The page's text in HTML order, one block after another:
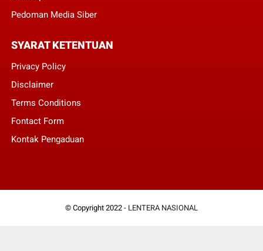
Pedoman Media Siber
SYARAT KETENTUAN
Privacy Policy
Disclaimer
Terms Conditions
Fontact Form
Kontak Pengaduan
© Copyright 2022 - LENTERA NASIONAL